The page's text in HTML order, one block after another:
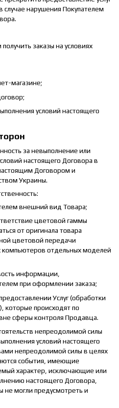
случае нарушения Покупателем
заказы на условиях
магазине;
условий настоящего
за невыполнение или
настоящего Договора в
Договором и
Украины.
внешний вид Товара;
цветовой гаммы
от оригинала товара
цветовой передачи
компьютеров отдельных моделей
информации,
при оформлении заказа;
Услуг (обработки
которые происходят по
сферы контроля Продавца.
непреодолимой силы
условий настоящего
непреодолимой силы в целях
события, имеющие
характер, исключающие или
настоящего Договора,
не могли предусмотреть и